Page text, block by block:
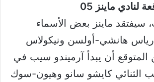
لنادي ماينز 05
سيفتقد ماينز بعض الأسماء
هانشي-أولسن ونيكولاس
المتوقع أن يبدأ آرميندو سيب في
الثنائي كايشو سانو وهيون-سوك